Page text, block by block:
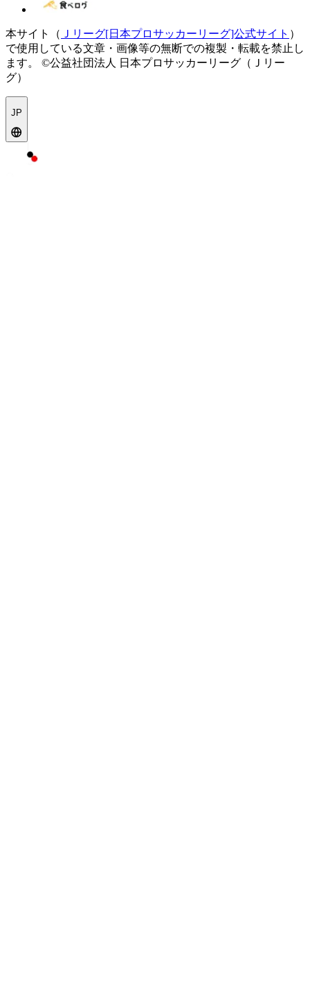
本サイト（ Ｊリーグ[日本プロサッカーリーグ]公式サイト ）
で使用している文章・画像等の無断での複製・転載を禁止し
ます。
©公益社団法人 日本プロサッカーリーグ（Ｊリー
グ）
JP